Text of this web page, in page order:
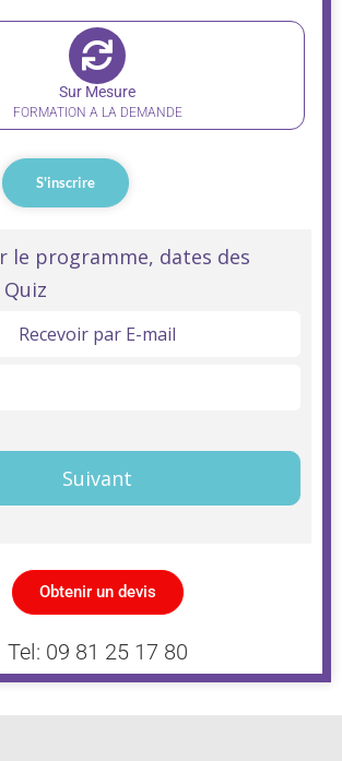
Sur Mesure
FORMATION A LA DEMANDE
S'inscrire
le programme, dates des
Recevoir par E-mail
Suivant
Obtenir un devis
Tel: 09 81 25 17 80